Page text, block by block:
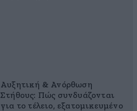
Αυξητική & Ανόρθωση
Στήθους: Πώς συνδυάζονται
για το τέλειο, εξατομικευμένο